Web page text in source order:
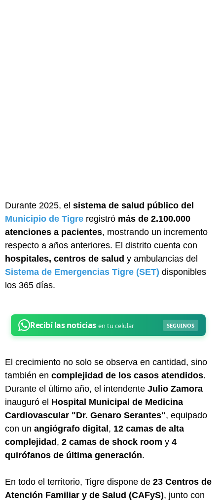
Durante 2025, el sistema de salud público del
Municipio de Tigre registró más de 2.100.000
atenciones a pacientes, mostrando un incremento
respecto a años anteriores. El distrito cuenta con
hospitales, centros de salud y ambulancias del
Sistema de Emergencias Tigre (SET) disponibles
los 365 días.
El crecimiento no solo se observa en cantidad, sino
también en complejidad de los casos atendidos.
Durante el último año, el intendente Julio Zamora
inauguró el Hospital Municipal de Medicina
Cardiovascular "Dr. Genaro Serantes", equipado
con un angiógrafo digital, 12 camas de alta
complejidad, 2 camas de shock room y 4
quirófanos de última generación.
En todo el territorio, Tigre dispone de 23 Centros de
Atención Familiar y de Salud (CAFyS), junto con